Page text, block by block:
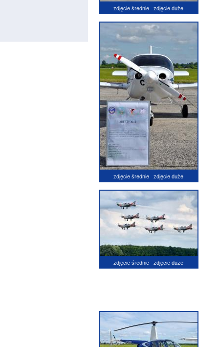
zdjęcie średnie zdjęcie duże
zdjęcie średnie zdjęcie duże
zdjęcie średnie zdjęcie duże